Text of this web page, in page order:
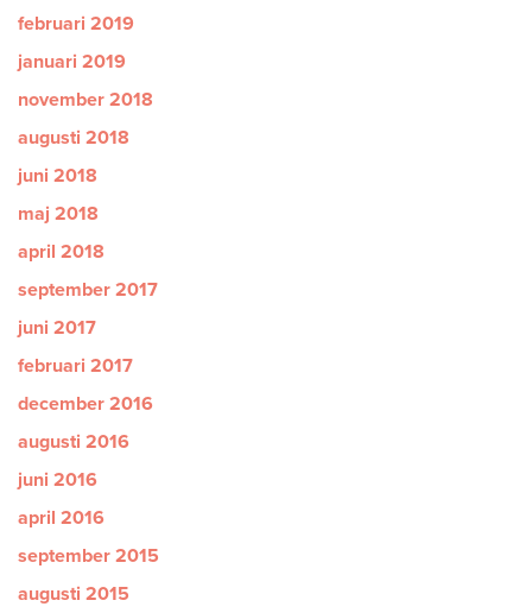
februari 2019
januari 2019
november 2018
augusti 2018
juni 2018
maj 2018
april 2018
september 2017
juni 2017
februari 2017
december 2016
augusti 2016
juni 2016
april 2016
september 2015
augusti 2015